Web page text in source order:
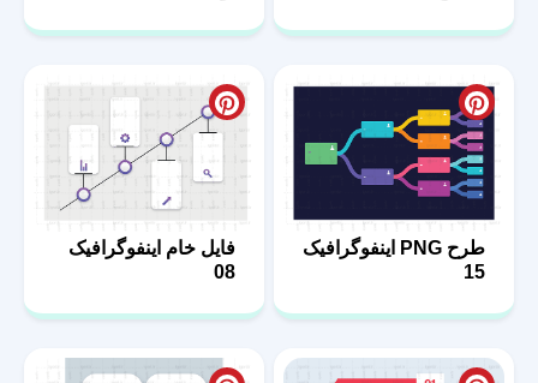
طرح PNG اینفوگرافیک
15
فایل خام اینفوگرافیک
08